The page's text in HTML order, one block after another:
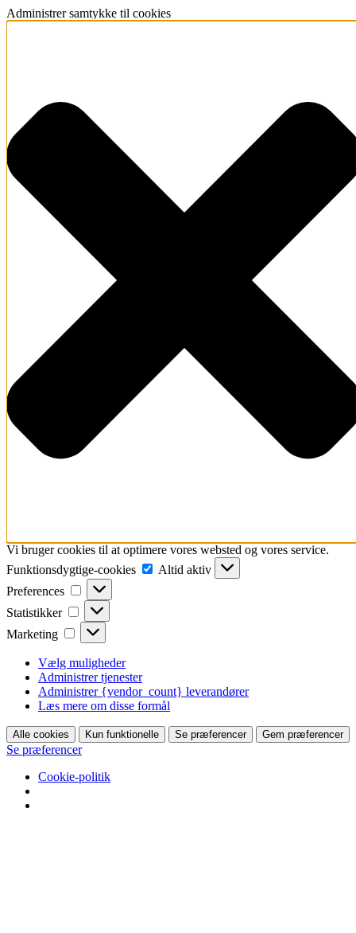
Administrer samtykke til cookies
Vi bruger cookies til at optimere vores websted og vores service.
Funktionsdygtige-cookies
Funktionsdygtige-
cookies
Altid aktiv
Preferences
Preferences
Statistikker Statistikker
Marketing Marketing
Vælg muligheder
Administrer tjenester
Administrer {vendor_count} leverandører
Læs mere om disse formål
Alle cookies Kun funktionelle Se præferencer Gem præferencer
Se præferencer
Cookie-politik